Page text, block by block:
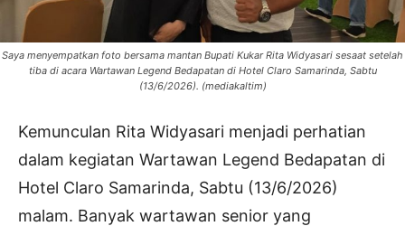
Saya menyempatkan foto bersama mantan Bupati Kukar Rita Widyasari sesaat setelah
tiba di acara Wartawan Legend Bedapatan di Hotel Claro Samarinda, Sabtu
(13/6/2026). (mediakaltim)
Kemunculan Rita Widyasari menjadi perhatian
dalam kegiatan Wartawan Legend Bedapatan di
Hotel Claro Samarinda, Sabtu (13/6/2026)
malam. Banyak wartawan senior yang